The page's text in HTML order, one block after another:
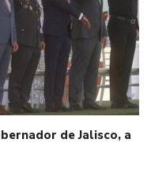
de Jalisco, a